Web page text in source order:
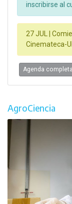
inscribirse al
27 JUL |
Cinemateca-
Agenda completa
AgroCiencia